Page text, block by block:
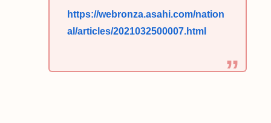
https://webronza.asahi.com/nation
al/articles/2021032500007.html